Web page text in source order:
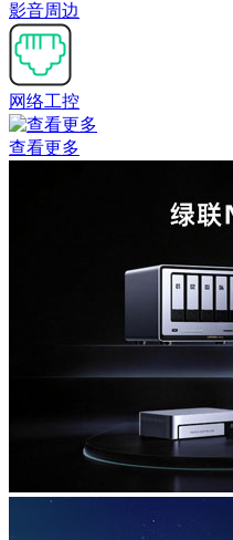
影音周边
网络工控
查看更多